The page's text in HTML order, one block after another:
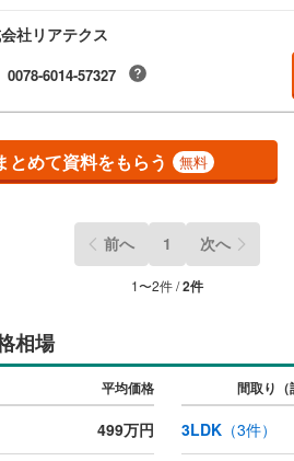
社リアテクス
0078-6014-57327
とめて資料をもらう 無料
前へ 1 次へ
1〜2件 /2件
相場
平均価格 間取り（
499万円 3LDK（3件）
即入居可能（0
ウォークインクローゼット
ウッドデッキあり
・規模・施工・品質・工法関連
耐震、免震、制震構造